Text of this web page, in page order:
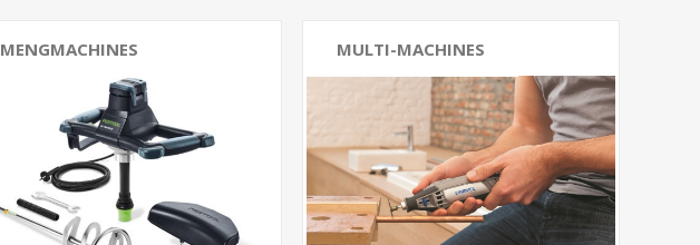
MENGMACHINES MULTI-MACHINES